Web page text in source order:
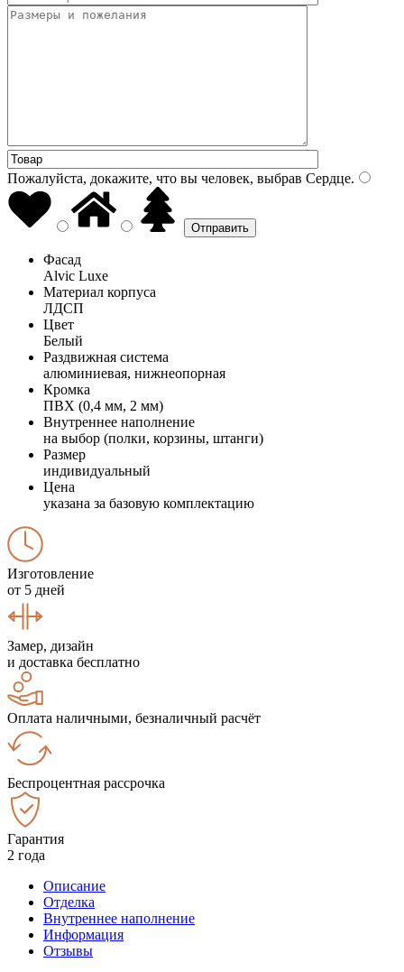
Пожалуйста, докажите, что вы человек, выбрав Сердце.
Фасад
Alvic Luxe
Материал корпуса
ЛДСП
Цвет
Белый
Раздвижная система
алюминиевая, нижнеопорная
Кромка
ПВХ (0,4 мм, 2 мм)
Внутреннее наполнение
на выбор (полки, корзины, штанги)
Размер
индивидуальный
Цена
указана за базовую комплектацию
Изготовление
от 5 дней
Замер, дизайн
и доставка бесплатно
Оплата наличными, безналичный расчёт
Беспроцентная рассрочка
Гарантия
2 года
Описание
Отделка
Внутреннее наполнение
Информация
Отзывы